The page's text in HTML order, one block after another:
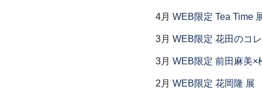
4月 WEB限定 Tea Time
3月 WEB限定 花田のコ
3月 WEB限定 前田麻美×
2月 WEB限定 花岡隆 展